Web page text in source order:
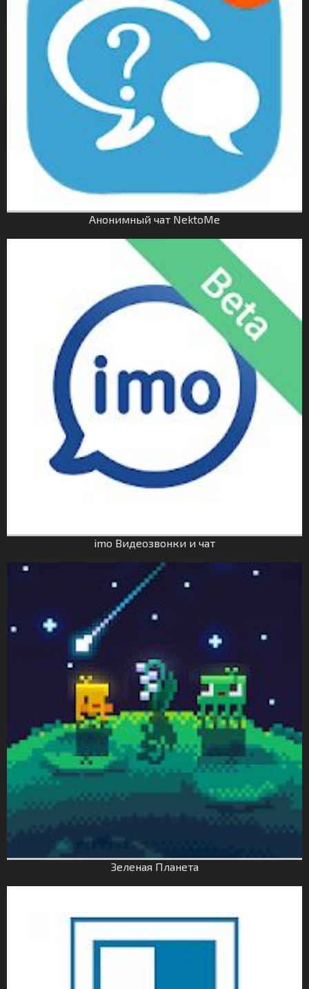
Анонимный чат NektoMe
imo Видеозвонки и чат
Зеленая Планета